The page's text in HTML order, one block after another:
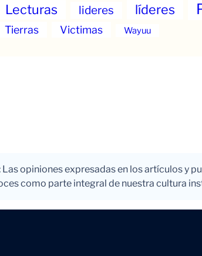
Lecturas lideres líderes
Tierras Victimas Wayuu
Las opiniones expresadas en los artículos y
como parte integral de nuestra cultura